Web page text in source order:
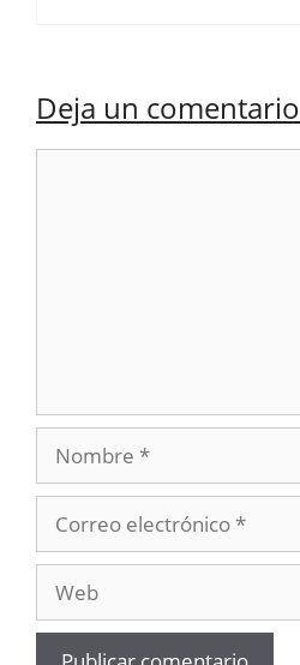
Deja un comentario
Nombre
electrónico